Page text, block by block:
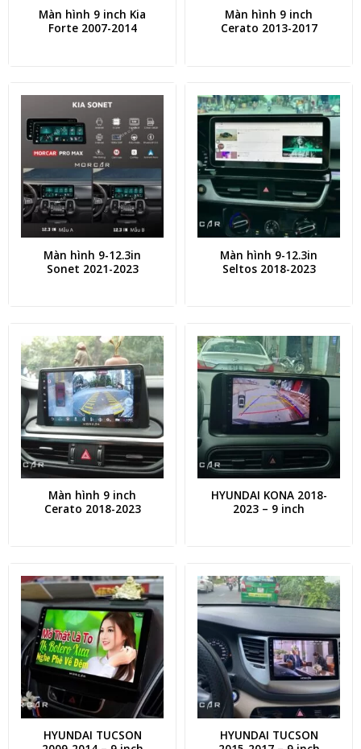
Màn hình 9 inch Kia
Forte 2007-2014
Màn hình 9 inch
Cerato 2013-2017
Màn hình 9-12.3in
Sonet 2021-2023
Màn hình 9-12.3in
Seltos 2018-2023
Màn hình 9 inch
Cerato 2018-2023
HYUNDAI KONA 2018-
2023 – 9 inch
HYUNDAI TUCSON
HYUNDAI TUCSON